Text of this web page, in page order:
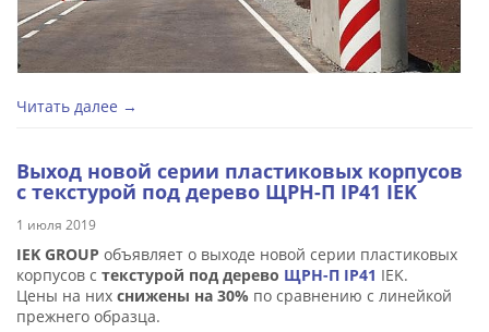
Читать далее →
Выход новой серии пластиковых корпусов
с текстурой под дерево ЩРН-П IP41 IEK
1 июля 2019
IEK GROUP объявляет о выходе новой серии пластиковых
корпусов с текстурой под дерево ЩРН-П IP41 IEK.
Цены на них снижены на 30% по сравнению с линейкой
прежнего образца.